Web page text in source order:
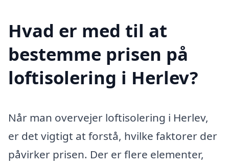
Hvad er med til at
bestemme prisen på
loftisolering i Herlev?
Når man overvejer loftisolering i Herlev,
er det vigtigt at forstå, hvilke faktorer der
påvirker prisen. Der er flere elementer,